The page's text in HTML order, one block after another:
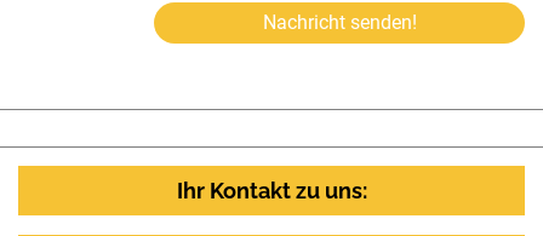
Nachricht senden!
Ihr Kontakt zu uns: